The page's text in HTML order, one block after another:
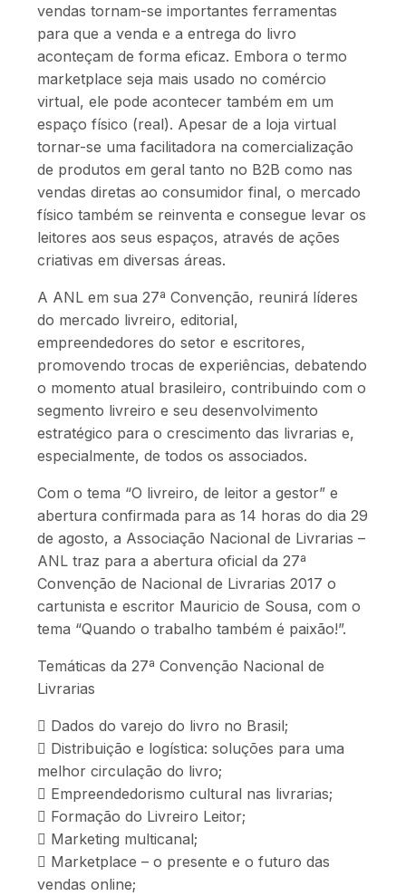
vendas tornam-se importantes ferramentas
para que a venda e a entrega do livro
aconteçam de forma eficaz. Embora o termo
marketplace seja mais usado no comércio
virtual, ele pode acontecer também em um
espaço físico (real). Apesar de a loja virtual
tornar-se uma facilitadora na comercialização
de produtos em geral tanto no B2B como nas
vendas diretas ao consumidor final, o mercado
físico também se reinventa e consegue levar os
leitores aos seus espaços, através de ações
criativas em diversas áreas.
A ANL em sua 27ª Convenção, reunirá líderes
do mercado livreiro, editorial,
empreendedores do setor e escritores,
promovendo trocas de experiências, debatendo
o momento atual brasileiro, contribuindo com o
segmento livreiro e seu desenvolvimento
estratégico para o crescimento das livrarias e,
especialmente, de todos os associados.
Com o tema “O livreiro, de leitor a gestor” e
abertura confirmada para as 14 horas do dia 29
de agosto, a Associação Nacional de Livrarias –
ANL traz para a abertura oficial da 27ª
Convenção de Nacional de Livrarias 2017 o
cartunista e escritor Mauricio de Sousa, com o
tema “Quando o trabalho também é paixão!”.
Temáticas da 27ª Convenção Nacional de
Livrarias
 Dados do varejo do livro no Brasil;
 Distribuição e logística: soluções para uma
melhor circulação do livro;
 Empreendedorismo cultural nas livrarias;
 Formação do Livreiro Leitor;
 Marketing multicanal;
 Marketplace – o presente e o futuro das
vendas online;